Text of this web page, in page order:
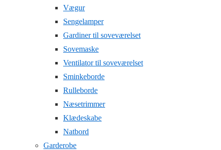
Vægur
Sengelamper
Gardiner til soveværelset
Sovemaske
Ventilator til soveværelset
Sminkeborde
Rulleborde
Næsetrimmer
Klædeskabe
Natbord
Garderobe